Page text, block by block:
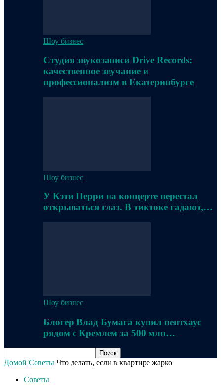
Шоу бизнес
Студия звукозаписи Drive Records:
качественное звучание и
профессионализм в Екатеринбурге
Шоу бизнес
У Кэти Перри на концерте перестал
открываться глаз. В тиктоке гадают,…
Шоу бизнес
Блогер Влад Бумага купил пентхаус
рядом с Кремлем за 500 млн…
Домой Советы Что делать, если в квартире жарко
Советы